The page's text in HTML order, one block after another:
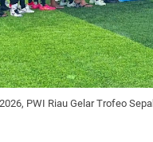
PWI Riau Gelar Trofeo